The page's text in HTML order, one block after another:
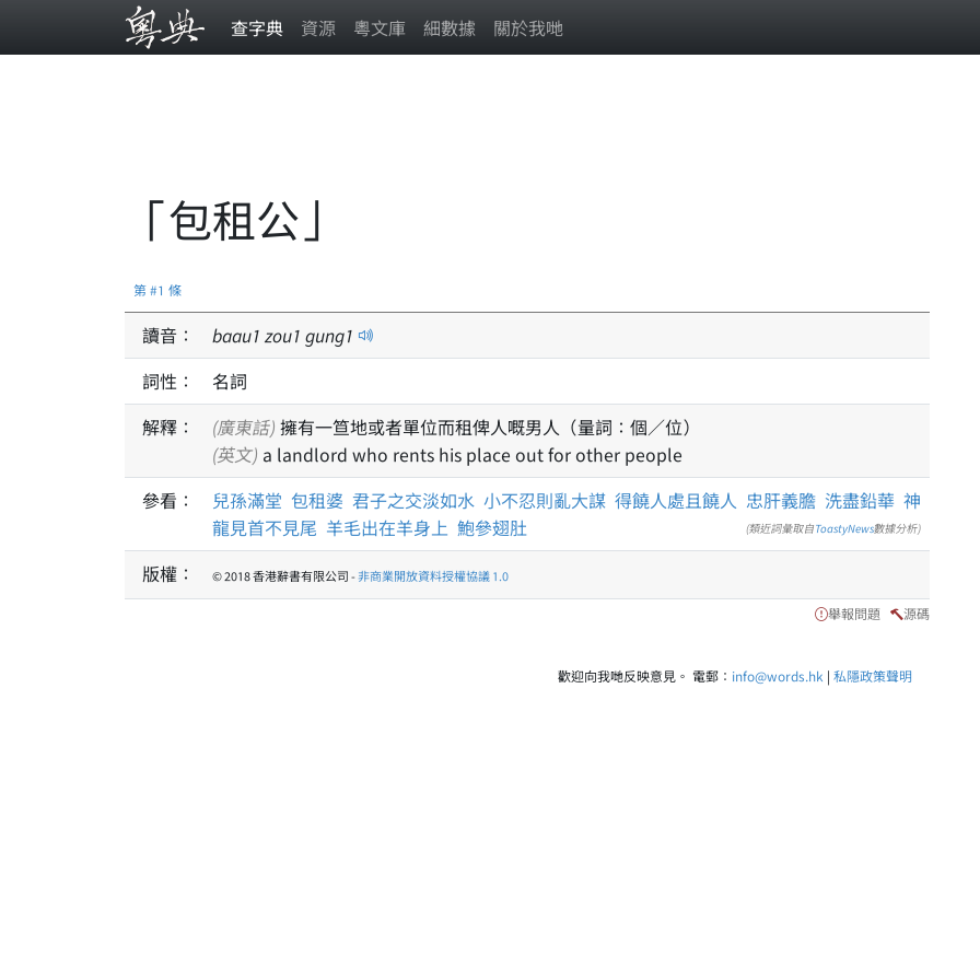
查字典 資源 粵文庫 細數據 關於我哋
「包租公」
第 #1 條
讀音： baau1 zou1 gung1
詞性：
名詞
解釋：
(廣東話) 擁有一笪地或者單位而租俾人嘅男人（量詞：個／位）
(英文) a landlord who rents his place out for other people
參看：
兒孫滿堂 包租婆 君子之交淡如水 小不忍則亂大謀 得饒人處且饒人 忠肝義膽 洗盡鉛華 神
龍見首不見尾 羊毛出在羊身上 鮑參翅肚 (類近詞彙取自ToastyNews數據分析)
版權： © 2018 香港辭書有限公司 -非商業開放資料授權協議 1.0
舉報問題 源碼
歡迎向我哋反映意見。 電郵： info@words.hk | 私隱政策聲明